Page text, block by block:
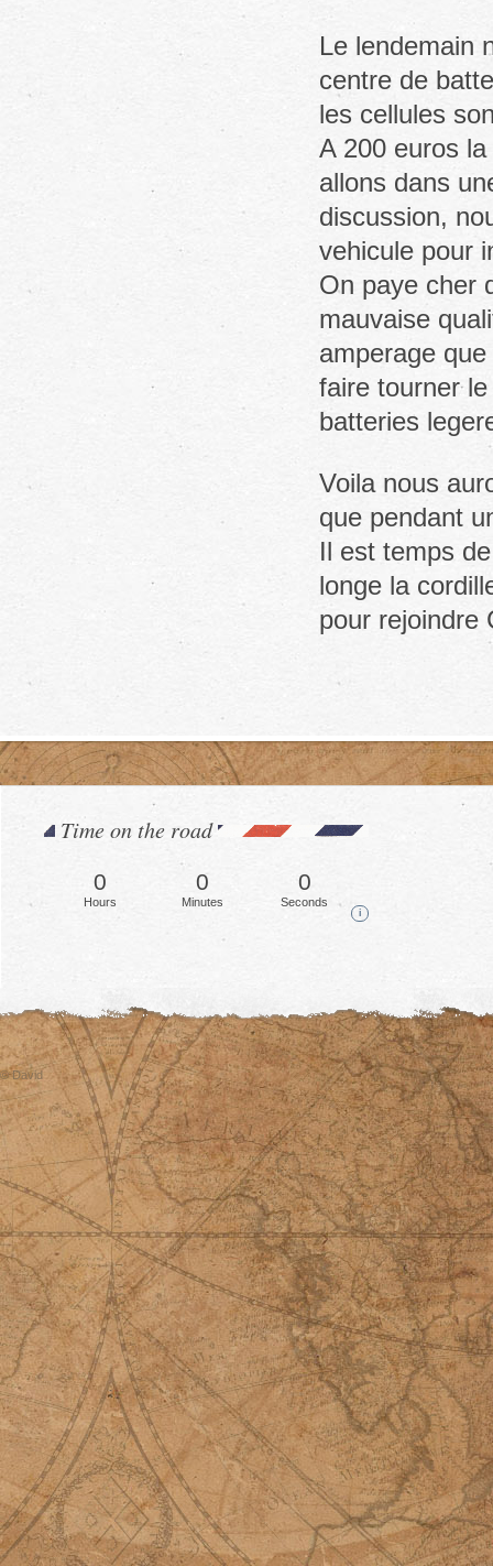
Le lendemain
centre de
les cellules
A 200 euros
allons dans
discussion,
vehicule pour
On paye cher
mauvaise
amperage
faire tourner
batteries
Voila nous
que pendant
Il est temps
longe la
pour rejoindre
Time on the road
0
Hours
0
Minutes
0
Seconds
i
© David